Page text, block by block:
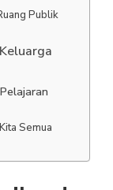
Publik
Semua